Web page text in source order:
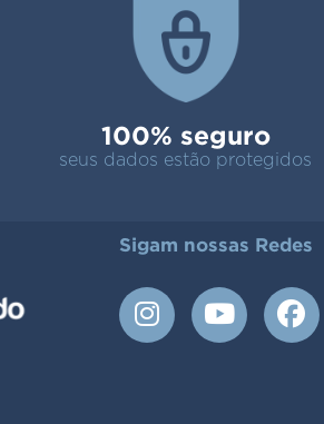
100% seguro
seus dados estão protegidos
Sigam nossas Redes
I
n
Y
o
F
a